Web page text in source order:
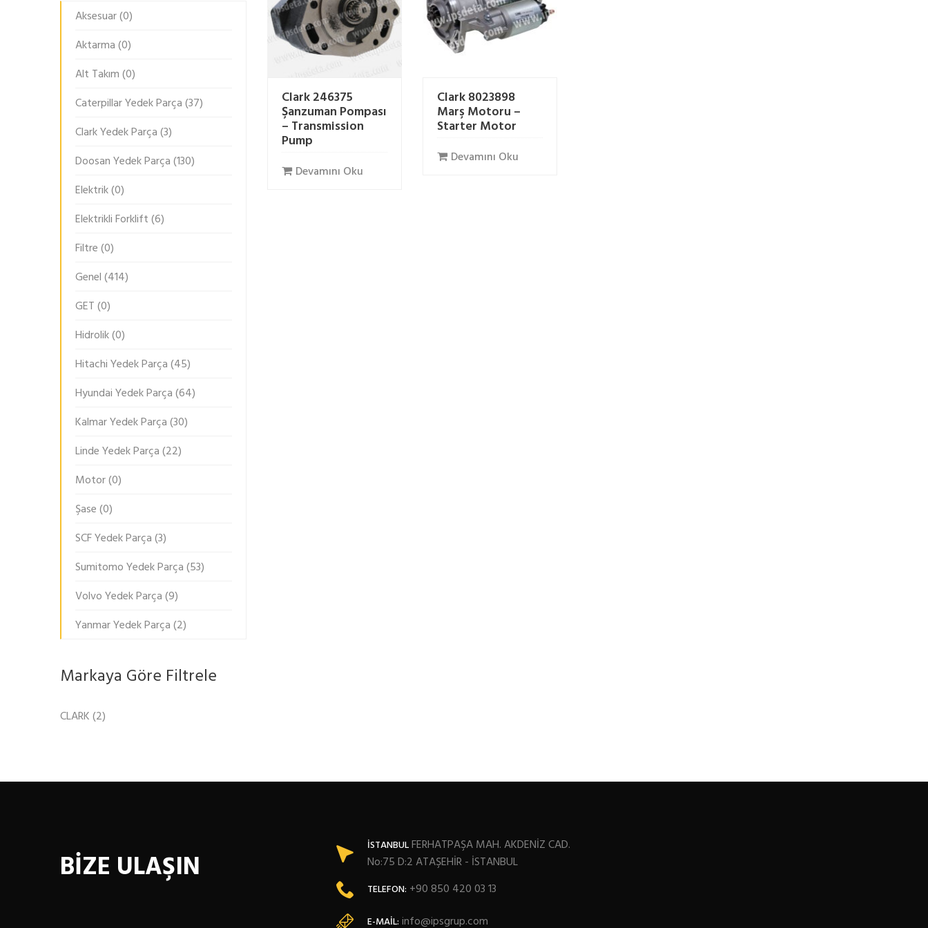
Clark 246375
Şanzuman Pompası
– Transmission
Pump
Devamını Oku
Clark 8023898
Marş Motoru –
Starter Motor
Devamını Oku
Aksesuar(0)
Aktarma(0)
Alt Takım(0)
Caterpillar Yedek Parça(37)
Clark Yedek Parça(3)
Doosan Yedek Parça(130)
Elektrik(0)
Elektrikli Forklift(6)
Filtre(0)
Genel(414)
GET(0)
Hidrolik(0)
Hitachi Yedek Parça(45)
Hyundai Yedek Parça(64)
Kalmar Yedek Parça(30)
Linde Yedek Parça(22)
Motor(0)
Şase(0)
SCF Yedek Parça(3)
Sumitomo Yedek Parça(53)
Volvo Yedek Parça(9)
Yanmar Yedek Parça(2)
Markaya Göre Filtrele
CLARK(2)
BİZE ULAŞIN
İSTANBULFERHATPAŞA MAH. AKDENİZ CAD.
No:75 D:2 ATAŞEHİR - İSTANBUL
TELEFON: +90 850 420 03 13
E-MAIL: info@ipsgrup.com